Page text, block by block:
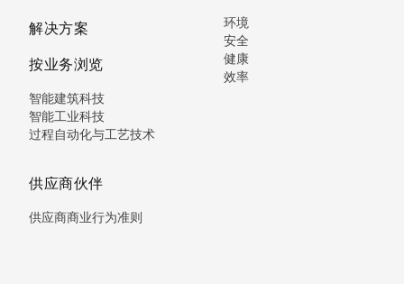
解决方案
按业务浏览
智能建筑科技
智能工业科技
过程自动化与工艺技术
供应商伙伴
供应商商业行为准则
环境
安全
健康
效率